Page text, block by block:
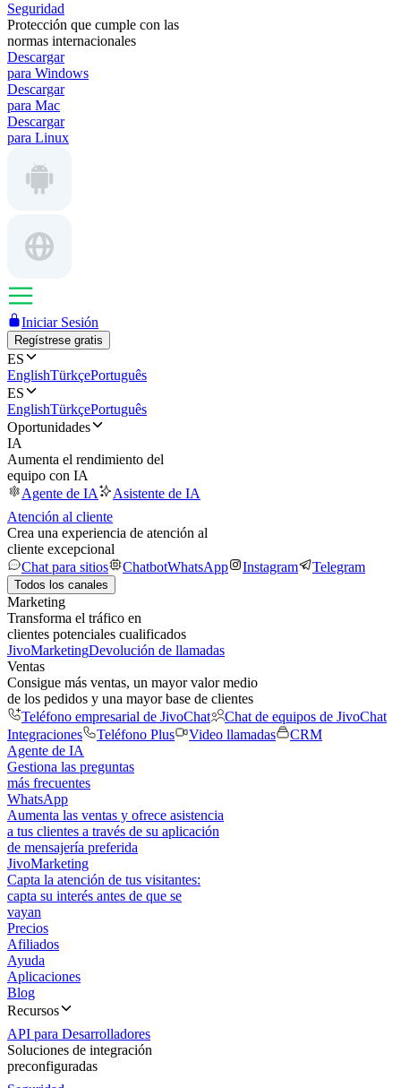
Seguridad
Protección que cumple con las
normas internacionales
Descargar
para Windows
Descargar
para Mac
Descargar
para Linux
Iniciar Sesión
Regístrese gratis
ES
EnglishTürkçePortuguês
ES
EnglishTürkçePortuguês
Oportunidades
IA
Aumenta el rendimiento del
equipo con IA
Agente de IA
Asistente de IA
Atención al cliente
Crea una experiencia de atención al
cliente excepcional
Chat para sitios
ChatbotWhatsApp Instagram Telegram
Todos los canales
Marketing
Transforma el tráfico en
clientes potenciales cualificados
JivoMarketingDevolución de llamadas
Ventas
Consigue más ventas, un mayor valor medio
de los pedidos y una mayor base de clientes
Teléfono empresarial de JivoChat
Chat de equipos de JivoChat
Integraciones
Teléfono Plus Video llamadas
CRM
Agente de IA
Gestiona las preguntas
más frecuentes
WhatsApp
Aumenta las ventas y ofrece asistencia
a tus clientes a través de su aplicación
de mensajería preferida
JivoMarketing
Capta la atención de tus visitantes:
capta su interés antes de que se
vayan
Precios
Afiliados
Ayuda
Aplicaciones
Blog
Recursos
API para Desarrolladores
Soluciones de integración
preconfiguradas